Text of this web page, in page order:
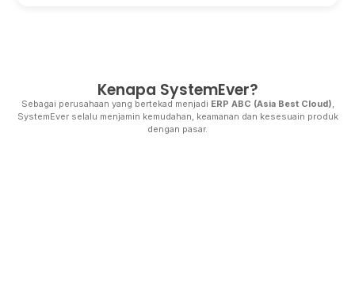
Kenapa SystemEver?
Sebagai perusahaan yang bertekad menjadi ERP ABC (Asia Best Cloud),
SystemEver selalu menjamin kemudahan, keamanan dan kesesuain produk
dengan pasar.